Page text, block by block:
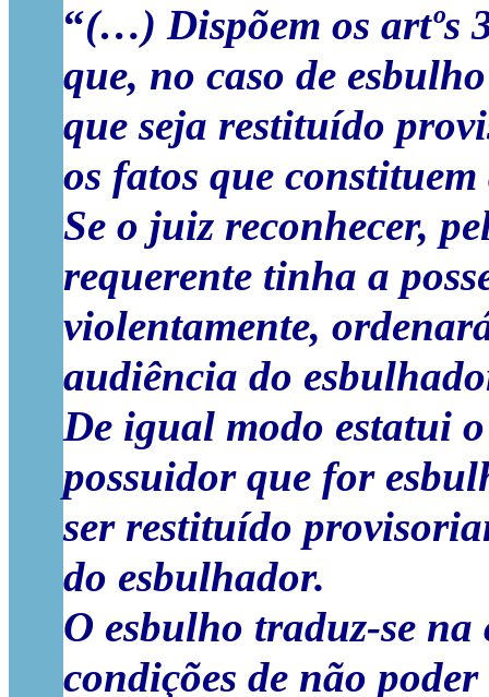
“(…) Dispõem os artºs
que, no caso de
que seja restituído
os fatos que
Se o juiz reconhecer,
requerente tinha a
violentamente,
audiência do
De igual modo estatui
possuidor que for
ser restituído
do esbulhador.
O esbulho traduz-se
condições de não